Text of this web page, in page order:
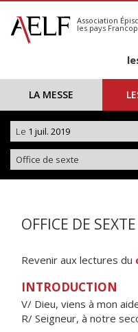
S'abonner
Calendrier
Association
les pays
LA MESSE
Le 1 juil. 2019
Office de sexte
OFFICE DE SEXTE
Revenir aux lectures du
INTRODUCTION
V/ Dieu, viens à mon
R/ Seigneur, à notre